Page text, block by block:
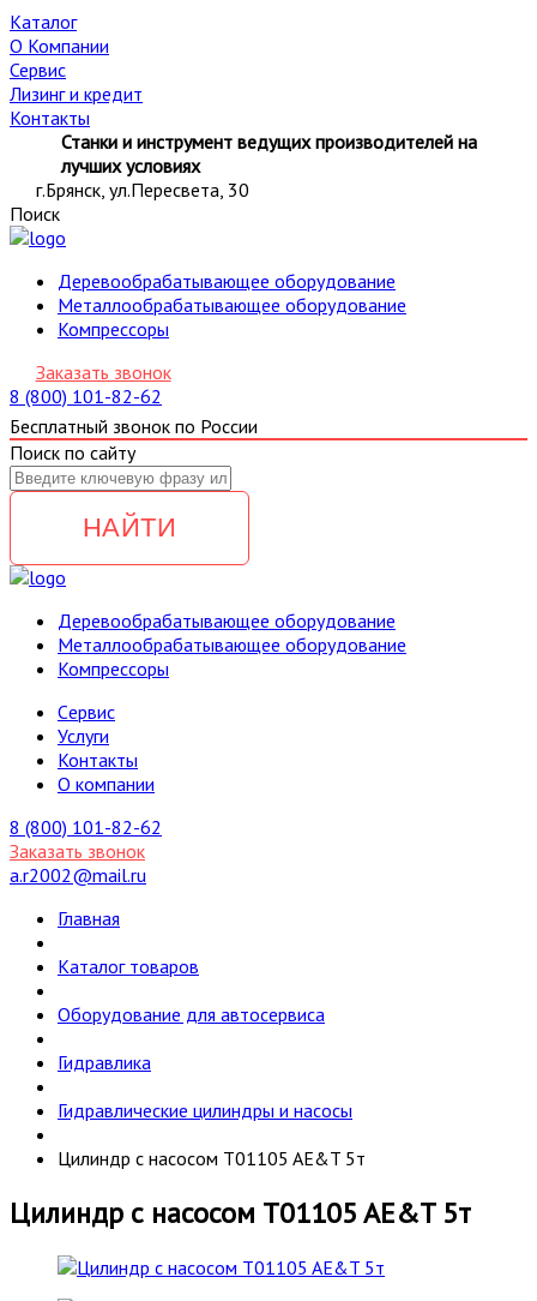
Каталог
О Компании
Сервис
Лизинг и кредит
Контакты
Станки и инструмент ведущих производителей на
лучших условиях
г.Брянск, ул.Пересвета, 30
Поиск
Деревообрабатывающее оборудование
Металлообрабатывающее оборудование
Компрессоры
Заказать звонок
8 (800) 101-82-62
Бесплатный звонок по России
Поиск по сайту
НАЙТИ
Деревообрабатывающее оборудование
Металлообрабатывающее оборудование
Компрессоры
Cервис
Услуги
Контакты
О компании
8 (800) 101-82-62
Заказать звонок
a.r2002@mail.ru
Главная
Каталог товаров
Оборудование для автосервиса
Гидравлика
Гидравлические цилиндры и насосы
Цилиндр с насосом T01105 AE&T 5т
Цилиндр с насосом T01105 AE&T 5т